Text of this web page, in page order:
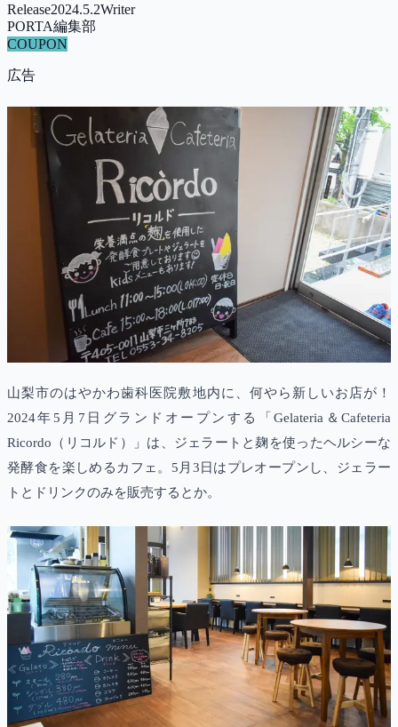
Release2024.5.2Writer
PORTA編集部
COUPON
広告
山梨市のはやかわ歯科医院敷地内に、何やら新しいお店が！
2024年5月7日グランドオープンする「Gelateria＆Cafeteria
Ricordo（リコルド）」は、ジェラートと麹を使ったヘルシーな
発酵食を楽しめるカフェ。5月3日はプレオープンし、ジェラー
トとドリンクのみを販売するとか。